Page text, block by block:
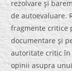
rezolvare şi
de autoevaluare.
fragmente critice
documentare şi
autoritate critic
opinii asupra